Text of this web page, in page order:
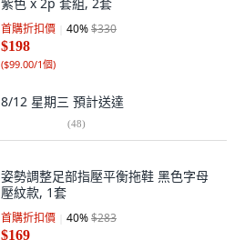
首購折扣價 40%$330
$198
($99.00/1個)
8/12 星期三 預計送達
(48)
姿勢調整足部指壓平衡拖鞋 黑色字母
壓紋款, 1套
首購折扣價 40%$283
$169